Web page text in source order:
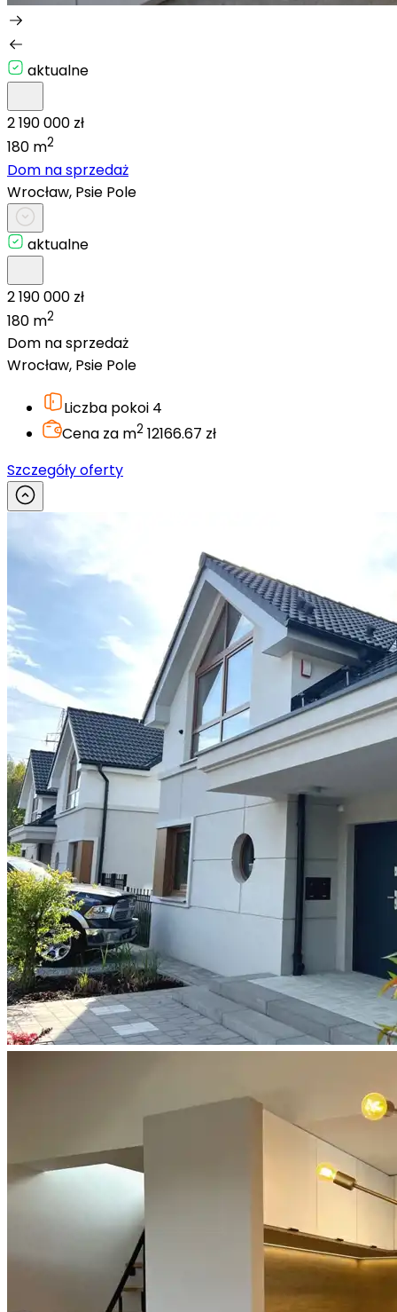
aktualne
2 190 000 zł
180 m2
Dom na sprzedaż
Wrocław, Psie Pole
aktualne
2 190 000 zł
180 m2
Dom na sprzedaż
Wrocław, Psie Pole
Liczba pokoi 4
Cena za m2 12166.67 zł
Szczegóły oferty